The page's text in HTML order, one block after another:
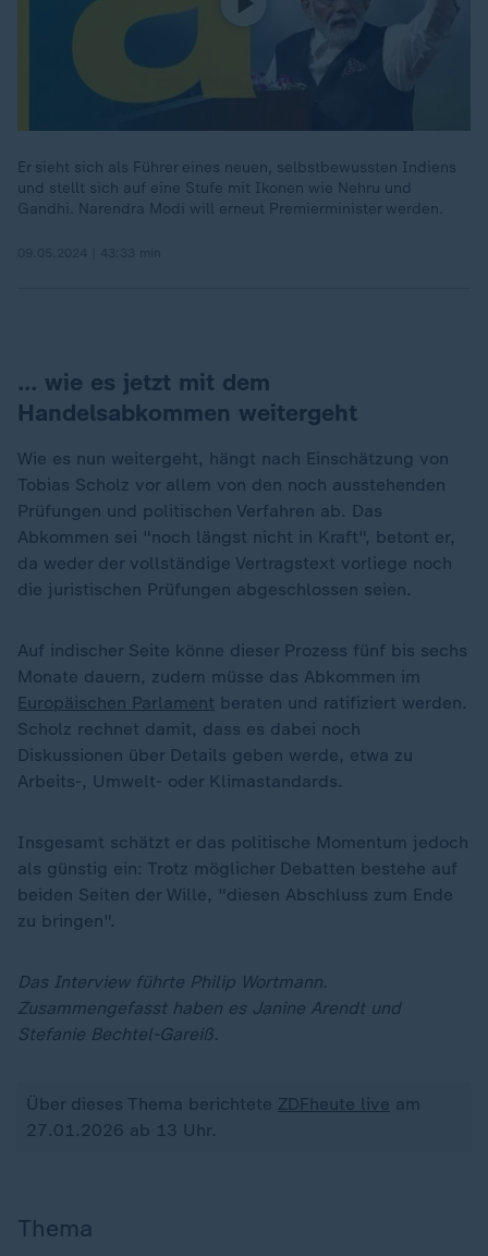
Er sieht sich als Führer eines neuen, selbstbewussten Indiens
und stellt sich auf eine Stufe mit Ikonen wie Nehru und
Gandhi. Narendra Modi will erneut Premierminister werden.
… wie es jetzt mit dem
Handelsabkommen weitergeht
Wie es nun weitergeht, hängt nach Einschätzung von
Tobias Scholz vor allem von den noch ausstehenden
Prüfungen und politischen Verfahren ab. Das
Abkommen sei "noch längst nicht in Kraft", betont er,
da weder der vollständige Vertragstext vorliege noch
die juristischen Prüfungen abgeschlossen seien.
Auf indischer Seite könne dieser Prozess fünf bis sechs
Monate dauern, zudem müsse das Abkommen im
Europäischen Parlament beraten und ratifiziert werden.
Scholz rechnet damit, dass es dabei noch
Diskussionen über Details geben werde, etwa zu
Arbeits-, Umwelt- oder Klimastandards.
Insgesamt schätzt er das politische Momentum jedoch
als günstig ein: Trotz möglicher Debatten bestehe auf
beiden Seiten der Wille, "diesen Abschluss zum Ende
zu bringen".
Das Interview führte Philip Wortmann.
Zusammengefasst haben es Janine Arendt und
Stefanie Bechtel-Gareiß.
Über dieses Thema berichtete ZDFheute live am
27.01.2026 ab 13 Uhr.
Thema